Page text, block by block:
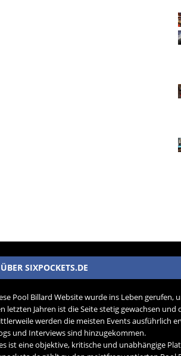
ÜBER SIXPOCKETS.DE
Pool Billard Website wurde ins Leben gerufen,
letzten Jahren ist die Seite stetig gewachsen
werden die meisten Events ausführlich
und Interviews sind hinzugekommen.
ist eine objektive, kritische und unabhängige